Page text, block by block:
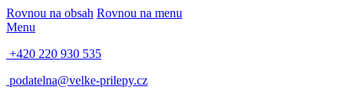
Rovnou na obsah Rovnou na menu
Menu
+420 220 930 535
podatelna@velke-prilepy.cz